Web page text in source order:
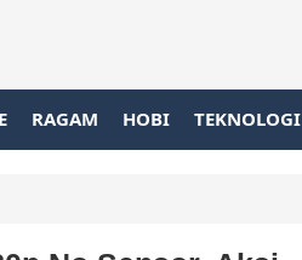
RAGAM HOBI TEKNOLOGI